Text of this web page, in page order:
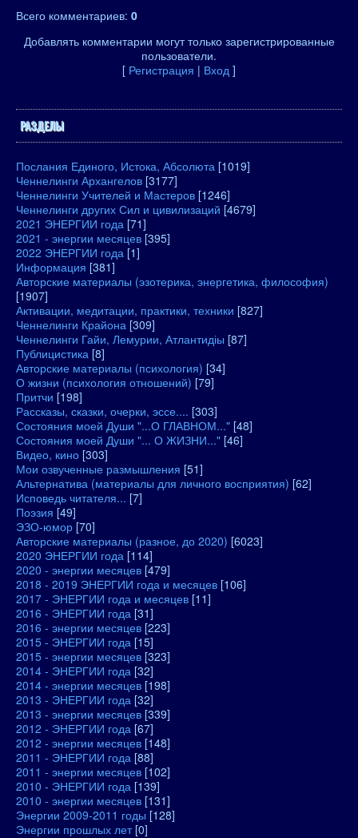
Всего комментариев: 0
Добавлять комментарии могут только зарегистрированные
пользователи.
[ Регистрация | Вход ]
РАЗДЕЛЫ
Послания Единого, Истока, Абсолюта [1019]
Ченнелинги Архангелов [3177]
Ченнелинги Учителей и Мастеров [1246]
Ченнелинги других Сил и цивилизаций [4679]
2021 ЭНЕРГИИ года [71]
2021 - энергии месяцев [395]
2022 ЭНЕРГИИ года [1]
Информация [381]
Авторские материалы (эзотерика, энергетика, философия)
[1907]
Активации, медитации, практики, техники [827]
Ченнелинги Крайона [309]
Ченнелинги Гайи, Лемурии, Атлантидіы [87]
Публицистика [8]
Авторские материалы (психология) [34]
О жизни (психология отношений) [79]
Притчи [198]
Рассказы, сказки, очерки, эссе.... [303]
Состояния моей Души "...О ГЛАВНОМ..." [48]
Состояния моей Души "... О ЖИЗНИ..." [46]
Видео, кино [303]
Мои озвученные размышления [51]
Альтернатива (материалы для личного восприятия) [62]
Исповедь читателя... [7]
Поэзия [49]
ЭЗО-юмор [70]
Авторские материалы (разное, до 2020) [6023]
2020 ЭНЕРГИИ года [114]
2020 - энергии месяцев [479]
2018 - 2019 ЭНЕРГИИ года и месяцев [106]
2017 - ЭНЕРГИИ года и месяцев [11]
2016 - ЭНЕРГИИ года [31]
2016 - энергии месяцев [223]
2015 - ЭНЕРГИИ года [15]
2015 - энергии месяцев [323]
2014 - ЭНЕРГИИ года [32]
2014 - энергии месяцев [198]
2013 - ЭНЕРГИИ года [32]
2013 - энергии месяцев [339]
2012 - ЭНЕРГИИ года [67]
2012 - энергии месяцев [148]
2011 - ЭНЕРГИИ года [88]
2011 - энергии месяцев [102]
2010 - ЭНЕРГИИ года [139]
2010 - энергии месяцев [131]
Энергии 2009-2011 годы [128]
Энергии прошлых лет [0]